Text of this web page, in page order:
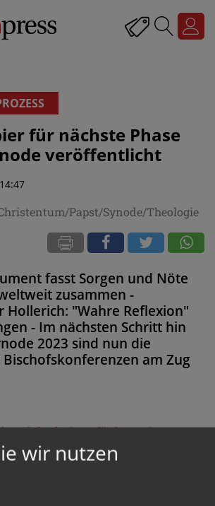
für nächste Phase
veröffentlicht
14:47
Papst/Synode/Theologie
fasst Sorgen und Nöte
zusammen -
Hollerich: "Wahre Reflexion"
- Im nächsten Schritt hin
2023 sind nun die
am Zug
nicht frei verfügbar. Bitte
oder bestellen Sie das
wir nutzen